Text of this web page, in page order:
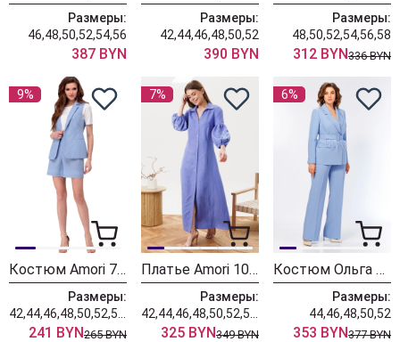
Размеры:
46,48,50,52,54,56
387 BYN
Размеры:
42,44,46,48,50,52
390 BYN
Размеры:
48,50,52,54,56,58
312 BYN336 BYN
9%
Костюм Amori 7106 голубой
Размеры:
241 BYN265 BYN
7%
Платье Amori 1012 голубой
Размеры:
325 BYN349 BYN
6%
Костюм Ольга Стиль С1036 голубой
Размеры:
44,46,48,50,52
353 BYN377 BYN